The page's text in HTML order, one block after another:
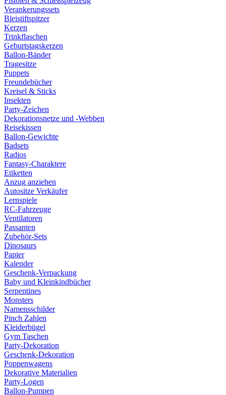
Verankerungssets
Bleistiftspitzer
Kerzen
Trinkflaschen
Geburtstagskerzen
Ballon-Bänder
Tragesitze
Puppets
Freundebücher
Kreisel & Sticks
Insekten
Party-Zeichen
Dekorationsnetze und -Webben
Reisekissen
Ballon-Gewichte
Badsets
Radios
Fantasy-Charaktere
Etiketten
Anzug anziehen
Autositze Verkäufer
Lernspiele
RC-Fahrzeuge
Ventilatoren
Passanten
Zubehör-Sets
Dinosaurs
Papier
Kalender
Geschenk-Verpackung
Baby und Kleinkindbücher
Serpentines
Monsters
Namensschilder
Pinch Zahlen
Kleiderbügel
Gym Taschen
Party-Dekoration
Geschenk-Dekoration
Poppenwagens
Dekorative Materialien
Party-Logen
Ballon-Pumpen